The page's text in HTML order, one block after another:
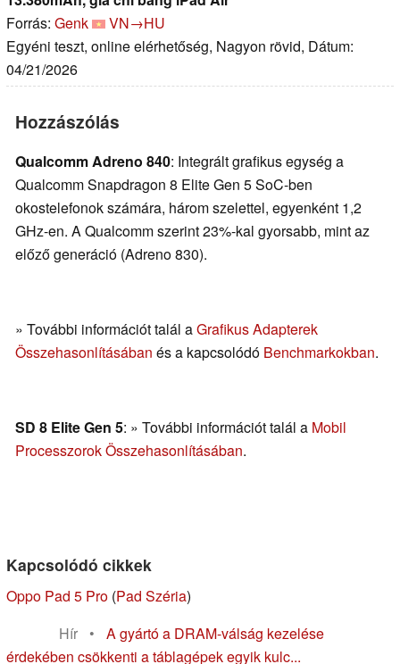
Forrás: Genk
VN→HU
Egyéni teszt, online elérhetőség, Nagyon rövid, Dátum:
04/21/2026
Hozzászólás
Qualcomm Adreno 840: Integrált grafikus egység a
Qualcomm Snapdragon 8 Elite Gen 5 SoC-ben
okostelefonok számára, három szelettel, egyenként 1,2
GHz-en. A Qualcomm szerint 23%-kal gyorsabb, mint az
előző generáció (Adreno 830).
» További információt talál aGrafikus Adapterek
Összehasonlításában és a kapcsolódó Benchmarkokban.
SD 8 Elite Gen 5: » További információt talál a Mobil
Processzorok Összehasonlításában.
Kapcsolódó cikkek
Oppo Pad 5 Pro (Pad Széria)
Hír
•
A gyártó a DRAM-válság kezelése
érdekében csökkenti a táblagépek egyik kulc...